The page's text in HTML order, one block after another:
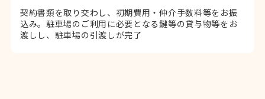
契約書類を取り交わし、初期費用・仲介手数料等をお振
込み。駐車場のご利用に必要となる鍵等の貸与物等をお
渡しし、駐車場の引渡しが完了